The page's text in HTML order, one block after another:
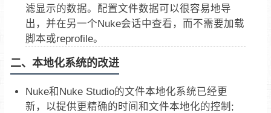
滤显示的数据。配置文件数据可以很容易地导
出，并在另一个Nuke会话中查看，而不需要加载
脚本或reprofile。
二、本地化系统的改进
Nuke和Nuke Studio的文件本地化系统已经更
新，以提供更精确的时间和文件本地化的控制;